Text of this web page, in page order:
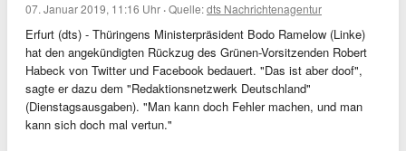
07. Januar 2019, 11:16 Uhr ·Quelle:dts Nachrichtenagentur
Erfurt (dts) - Thüringens Ministerpräsident Bodo Ramelow (Linke)
hat den angekündigten Rückzug des Grünen-Vorsitzenden Robert
Habeck von Twitter und Facebook bedauert. "Das ist aber doof",
sagte er dazu dem "Redaktionsnetzwerk Deutschland"
(Dienstagsausgaben). "Man kann doch Fehler machen, und man
kann sich doch mal vertun."